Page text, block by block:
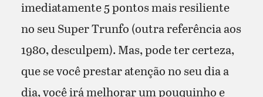
imediatamente 5 pontos mais resiliente
no seu Super Trunfo (outra referência aos
1980, desculpem). Mas, pode ter certeza,
que se você prestar atenção no seu dia a
dia, você irá melhorar um pouquinho e